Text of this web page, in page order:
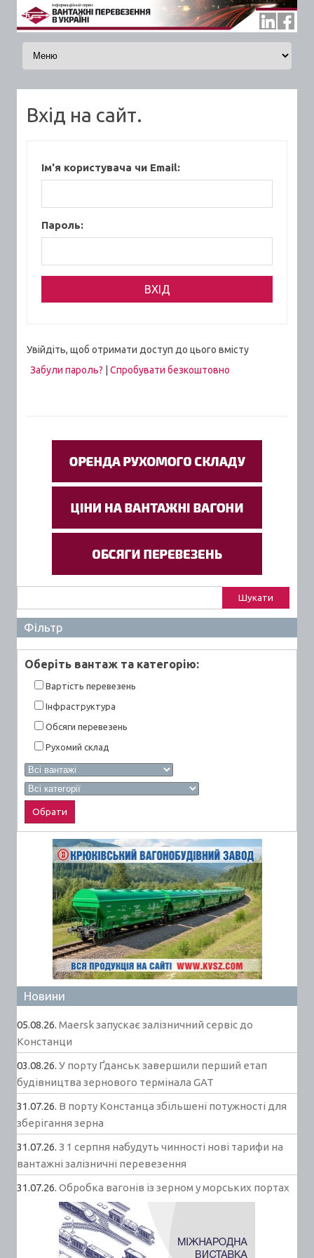
Skip to content
Вхід на сайт.
Ім'я користувача чи Email:
Пароль:
Увійдіть, щоб отримати доступ до цього вмісту
Забули пароль?
Спробувати безкоштовно
Фільтр
Оберiть вантаж та категорiю:
Вартiсть перевезень
Інфраструктура
Обсяги перевезень
Рухомий склад
Новини
05.08.26. Maersk запускає залізничний сервіс до
Констанци
03.08.26. У порту Ґданськ завершили перший етап
будівництва зернового термінала GAT
31.07.26. В порту Констанца збільшені потужності для
зберігання зерна
31.07.26. З 1 серпня набудуть чинності нові тарифи на
вантажні залізничні перевезення
31.07.26. Обробка вагонів із зерном у морських портах